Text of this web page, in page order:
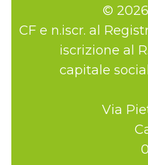
©
CF e n.iscr. al
iscrizione al
capitale
Via